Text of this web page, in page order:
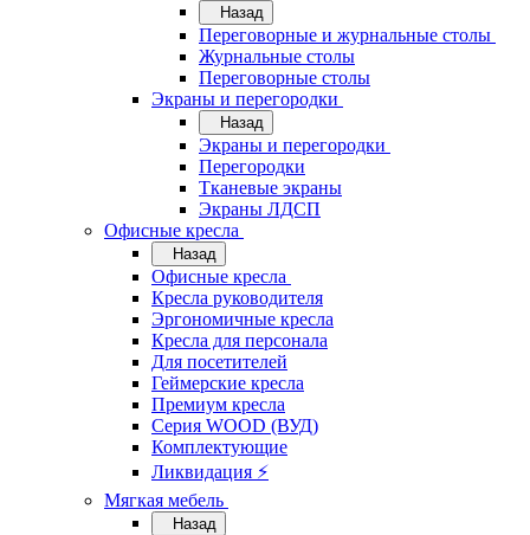
Назад
Переговорные и журнальные столы
Журнальные столы
Переговорные столы
Экраны и перегородки
Назад
Экраны и перегородки
Перегородки
Тканевые экраны
Экраны ЛДСП
Офисные кресла
Назад
Офисные кресла
Кресла руководителя
Эргономичные кресла
Кресла для персонала
Для посетителей
Геймерские кресла
Премиум кресла
Серия WOOD (ВУД)
Комплектующие
Ликвидация ⚡
Мягкая мебель
Назад